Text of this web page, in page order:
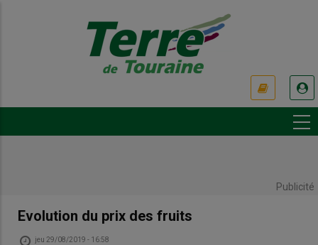
Publicité
Evolution du prix des fruits
jeu 29/08/2019 - 16:58